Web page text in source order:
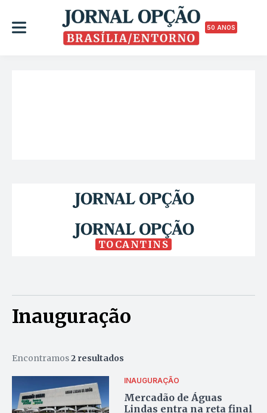
50 ANOS
TOCANTINS
Inauguração
Encontramos2 resultados
INAUGURAÇÃO
Mercadão de Águas
Lindas entra na reta final